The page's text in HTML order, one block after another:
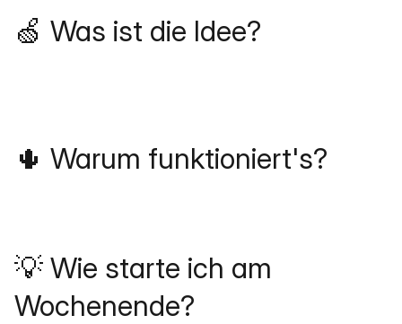
🍏 Was ist die Idee?
🌵 Warum funktioniert's?
💡 Wie starte ich am
Wochenende?